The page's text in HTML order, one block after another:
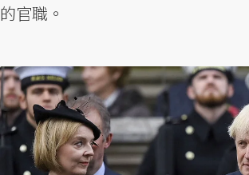
的官職。